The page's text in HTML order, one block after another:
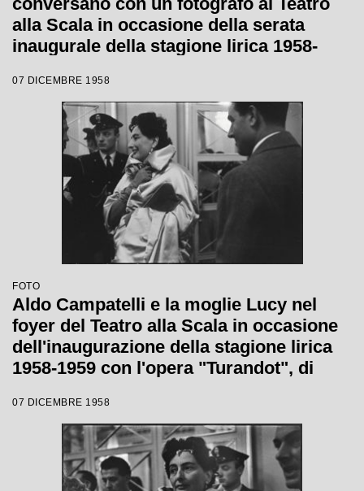
alla Scala in occasione della serata
inaugurale della stagione lirica 1958-
Puccini, diretta da Antonino Votto con la
regia di Margherita Wallmann
07 DICEMBRE 1958
FOTO
Aldo Campatelli e la moglie Lucy nel
foyer del Teatro alla Scala in occasione
dell'inaugurazione della stagione lirica
1958-1959 con l'opera "Turandot", di
Votto, con la regia di Margherita
Wallmann
07 DICEMBRE 1958